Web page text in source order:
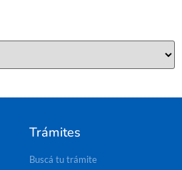
Trámites
Buscá tu trámite